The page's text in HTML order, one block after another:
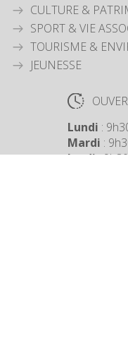
CULTURE &
SPORT & VIE
TOURISME &
JEUNESSE
Lundi :
Mardi :
Jeudi: